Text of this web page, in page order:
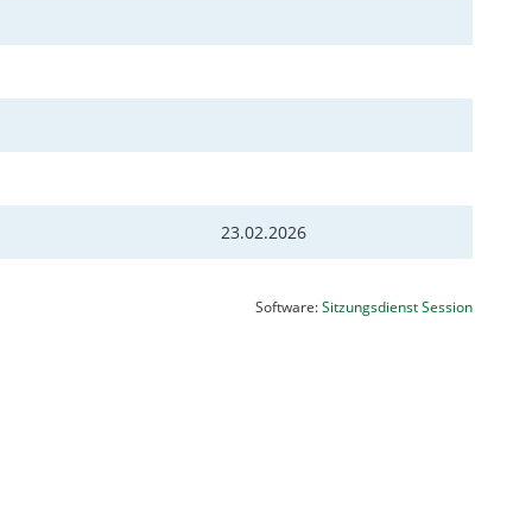
23.02.2026
Software:SitzungsdienstSession(Wird in